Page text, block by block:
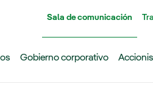
Sala de comunicación
Gobierno corporativo